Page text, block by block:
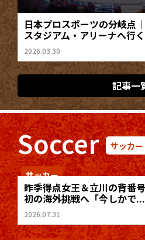
日本プロスポーツの分岐点
スタジアム・アリーナへ行
2026.03.30
記事一
Soccer サッカー
サッカー
昨季得点女王＆立川の背番
初の海外挑戦へ「今しかで...
2026.07.31